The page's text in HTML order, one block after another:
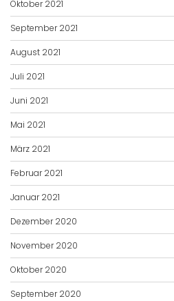
Oktober 2021
September 2021
August 2021
Juli 2021
Juni 2021
Mai 2021
März 2021
Februar 2021
Januar 2021
Dezember 2020
November 2020
Oktober 2020
September 2020